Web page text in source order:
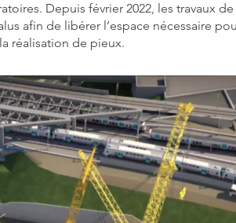
Depuis février 2022, les travaux
afin de libérer l’espace nécessaire
réalisation de pieux.